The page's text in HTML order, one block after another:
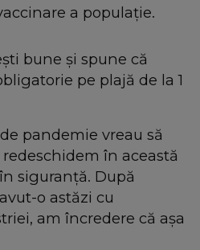
a populație.
bune și spune că
pe plajă de la 1
pandemie vreau să
în această
siguranță. După
o astăzi cu
am încredere că așa